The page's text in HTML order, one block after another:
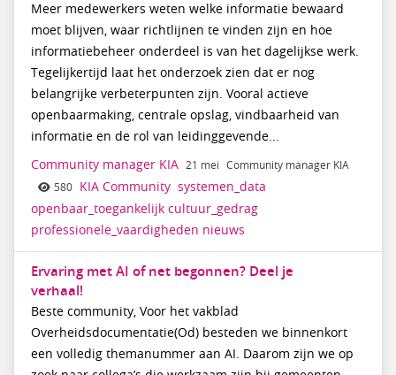
Meer medewerkers weten welke informatie bewaard
moet blijven, waar richtlijnen te vinden zijn en hoe
informatiebeheer onderdeel is van het dagelijkse werk.
Tegelijkertijd laat het onderzoek zien dat er nog
belangrijke verbeterpunten zijn. Vooral actieve
openbaarmaking, centrale opslag, vindbaarheid van
informatie en de rol van leidinggevende...
Community manager KIA 21 mei Community manager KIA
580 KIA Community systemen_data
openbaar_toegankelijk cultuur_gedrag
professionele_vaardigheden nieuws
Ervaring met AI of net begonnen? Deel je
verhaal!
Beste community, Voor het vakblad
Overheidsdocumentatie(Od) besteden we binnenkort
een volledig themanummer aan AI. Daarom zijn we op